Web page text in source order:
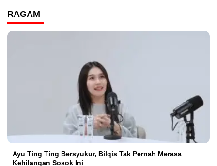
RAGAM
Ayu Ting Ting Bersyukur, Bilqis Tak Pernah Merasa
Kehilangan Sosok Ini